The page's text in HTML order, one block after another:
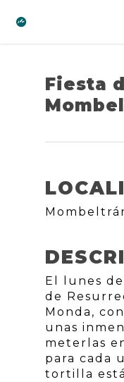
Fiesta
El lunes
de
Monda,
unas
meterlas
para cada
tortilla